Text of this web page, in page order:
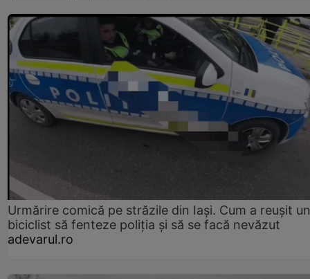
Urmărire comică pe străzile din Iași. Cum a reușit un
biciclist să fenteze poliția și să se facă nevăzut
adevarul.ro